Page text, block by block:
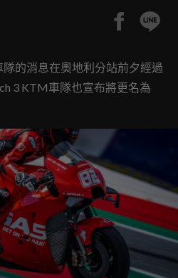
的消息在奧地利分站前夕經過
3 KTM車隊也宣布將更名為